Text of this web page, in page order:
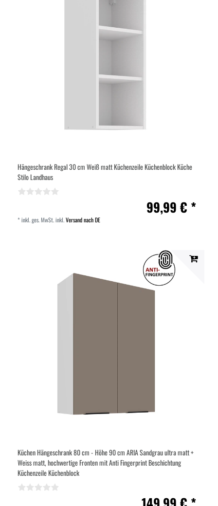
Hängeschrank Regal 30 cm Weiß matt Küchenzeile Küchenblock Küche
Stilo Landhaus
99,99 € *
*inkl. ges. MwSt.inkl.Versand nach DE
Küchen Hängeschrank 80 cm - Höhe 90 cm ARIA Sandgrau ultra matt +
Weiss matt, hochwertige Fronten mit Anti Fingerprint Beschichtung
Küchenzeile Küchenblock